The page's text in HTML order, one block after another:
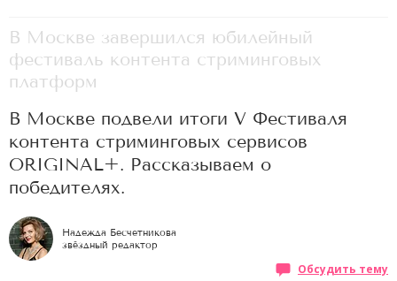
В Москве завершился юбилейный
фестиваль контента стриминговых
платформ
В Москве подвели итоги V Фестиваля
контента стриминговых сервисов
ORIGINAL+. Рассказываем о
победителях.
Надежда Бесчетникова
звёздный редактор
Обсудить тему